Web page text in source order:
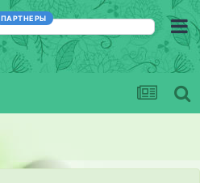
ПАРТНЕРЫ